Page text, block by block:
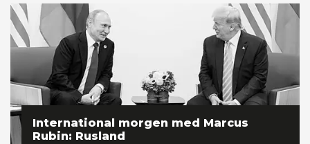
International morgen med Marcus
Rubin: Rusland